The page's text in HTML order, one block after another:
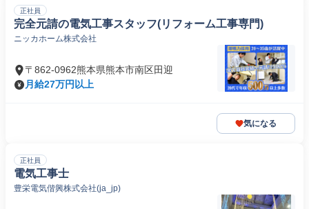
正社員
完全元請の電気工事スタッフ(リフォーム工事専門)
ニッカホーム株式会社
〒862-0962熊本県熊本市南区田迎
月給27万円以上
気になる
正社員
電気工事士
豊栄電気偕興株式会社(ja_jp)